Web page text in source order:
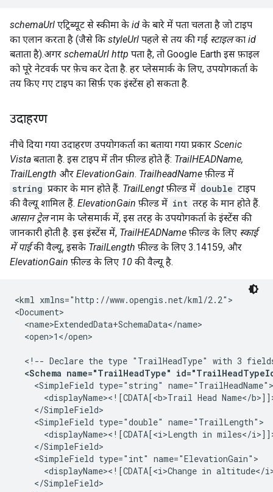
schemaUrl एट्रिब्यूट से स्कीमा के id के बारे में पता चलता है जो टाइप
का एलान करता है (जैसे कि styleUrl पहले से तय की गई स्टाइलका id
बताता है).अगर schemaUrl http पता है, तो Google Earth इस फ़ाइल
को पूरे नेटवर्क पर फ़ेच कर देता है. हर प्लेसमार्क के लिए, उपयोगकर्ता के
तय किए गए टाइप का सिर्फ़ एक इंस्टेंस हो सकता है.
उदाहरण
नीचे दिया गया उदाहरण उपयोगकर्ता का बताया गया प्रकार Scenic
Vista बताता है. इस टाइप में तीन फ़ील्ड होते हैं: TrailHEADName,
TrailLength और ElevationGain. TrailheadName फ़ील्ड में
string प्रकार के मान होते हैं. TrailLengt फ़ील्ड में double टाइप
की वैल्यू शामिल हैं. ElevationGain फ़ील्ड में int तरह के मान होते हैं.
आसान ट्रेलनाम के प्लेसमार्क में, इस तरह के उपयोगकर्ता के इंस्टेंस की
जानकारी होती है. इस इंस्टेंस में, TrailHEADName फ़ील्ड के लिए स्काई
में पाई की वैल्यू, इसके TrailLength फ़ील्ड के लिए 3.14159, और
ElevationGain फ़ील्ड के लिए 10 की वैल्यू है.
<kml xmlns="http://www.opengis.net/kml/2.2">
<Document>
  <name>ExtendedData+SchemaData</name>
  <open>1</open>
<!-- Declare the type "TrailHeadType" with 3
<Schema name="TrailHeadType"
<SimpleField type="string"
<displayName><![CDATA[<b>Trail Head Name</
    </SimpleField>
<SimpleField type="double"
<displayName><![CDATA[<i>Length in miles</
    </SimpleField>
<SimpleField type="int"
<displayName><![CDATA[<i>Change in
    </SimpleField>